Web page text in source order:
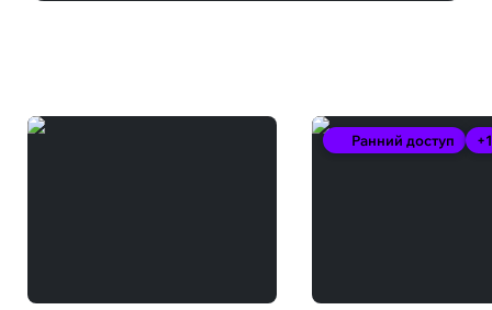
Ранний доступ +1